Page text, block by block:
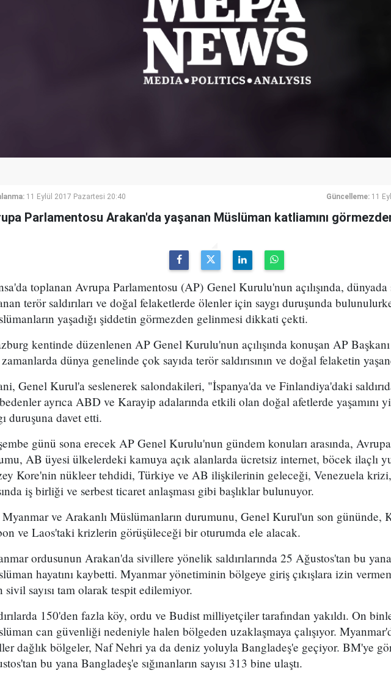
11 Eylül 2017 Pazartesi 20:40 Güncelleme: 11
Parlamentosu Arakan'da yaşanan Müslüman katliamını
toplanan Avrupa Parlamentosu (AP) Genel Kurulu'nun açılışında,
terör saldırıları ve doğal felaketlerde ölenler için saygı duruşunda
yaşadığı şiddetin görmezden gelinmesi dikkati çekti.
kentinde düzenlenen AP Genel Kurulu'nun açılışında konuşan AP
dünya genelinde çok sayıda terör saldırısının ve doğal felaketin
Genel Kurul'a seslenerek salondakileri, "İspanya'da ve Finlandiya'daki
ayrıca ABD ve Karayip adalarında etkili olan doğal afetlerde yaşamını
duruşuna davet etti.
günü sona erecek AP Genel Kurulu'nun gündem konuları arasında,
AB üyesi ülkelerdeki kamuya açık alanlarda ücretsiz internet, böcek ilaçlı
Kore'nin nükleer tehdidi, Türkiye ve AB ilişkilerinin geleceği, Venezuela
iş birliği ve serbest ticaret anlaşması gibi başlıklar bulunuyor.
ve Arakanlı Müslümanların durumunu, Genel Kurul'un son gününde,
ve Laos'taki krizlerin görüşüleceği bir oturumda ele alacak.
ordusunun Arakan'da sivillere yönelik saldırılarında 25 Ağustos'tan bu
hayatını kaybetti. Myanmar yönetiminin bölgeye giriş çıkışlara izin
sivil sayısı tam olarak tespit edilemiyor.
150'den fazla köy, ordu ve Budist milliyetçiler tarafından yakıldı. On
can güvenliği nedeniyle halen bölgeden uzaklaşmaya çalışıyor.
dağlık bölgeler, Naf Nehri ya da deniz yoluyla Bangladeş'e geçiyor. BM'ye
bu yana Bangladeş'e sığınanların sayısı 313 bine ulaştı.